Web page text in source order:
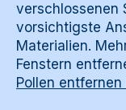
verschlossenen
vorsichtigste
Materialien.
Fenstern
Pollen entfernen